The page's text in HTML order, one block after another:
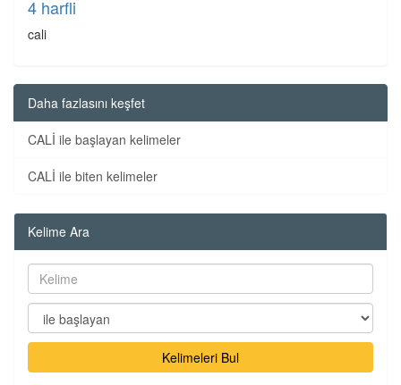
4 harfli
cali
Daha fazlasını keşfet
CALİ ile başlayan kelimeler
CALİ ile biten kelimeler
Kelime Ara
Kelimeleri Bul